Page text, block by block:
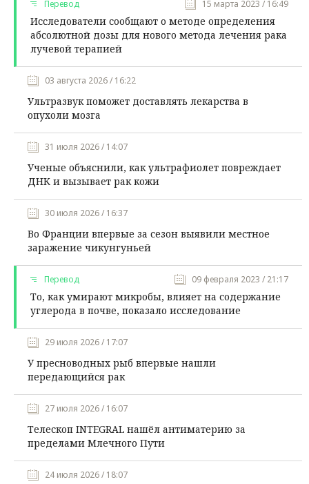
Перевод 15 марта 2023 / 16:49
Исследователи сообщают о методе определения
абсолютной дозы для нового метода лечения рака
лучевой терапией
03 августа 2026 / 16:22
Ультразвук поможет доставлять лекарства в
опухоли мозга
31 июля 2026 / 14:07
Ученые объяснили, как ультрафиолет повреждает
ДНК и вызывает рак кожи
30 июля 2026 / 16:37
Во Франции впервые за сезон выявили местное
заражение чикунгуньей
Перевод 09 февраля 2023 / 21:17
То, как умирают микробы, влияет на содержание
углерода в почве, показало исследование
29 июля 2026 / 17:07
У пресноводных рыб впервые нашли
передающийся рак
27 июля 2026 / 16:07
Телескоп INTEGRAL нашёл антиматерию за
пределами Млечного Пути
24 июля 2026 / 18:07